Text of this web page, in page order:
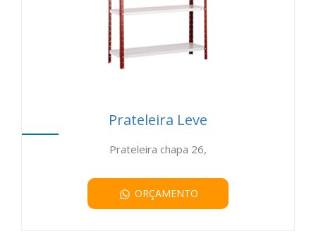
Prateleira Leve
Prateleira chapa 26,
ORÇAMENTO